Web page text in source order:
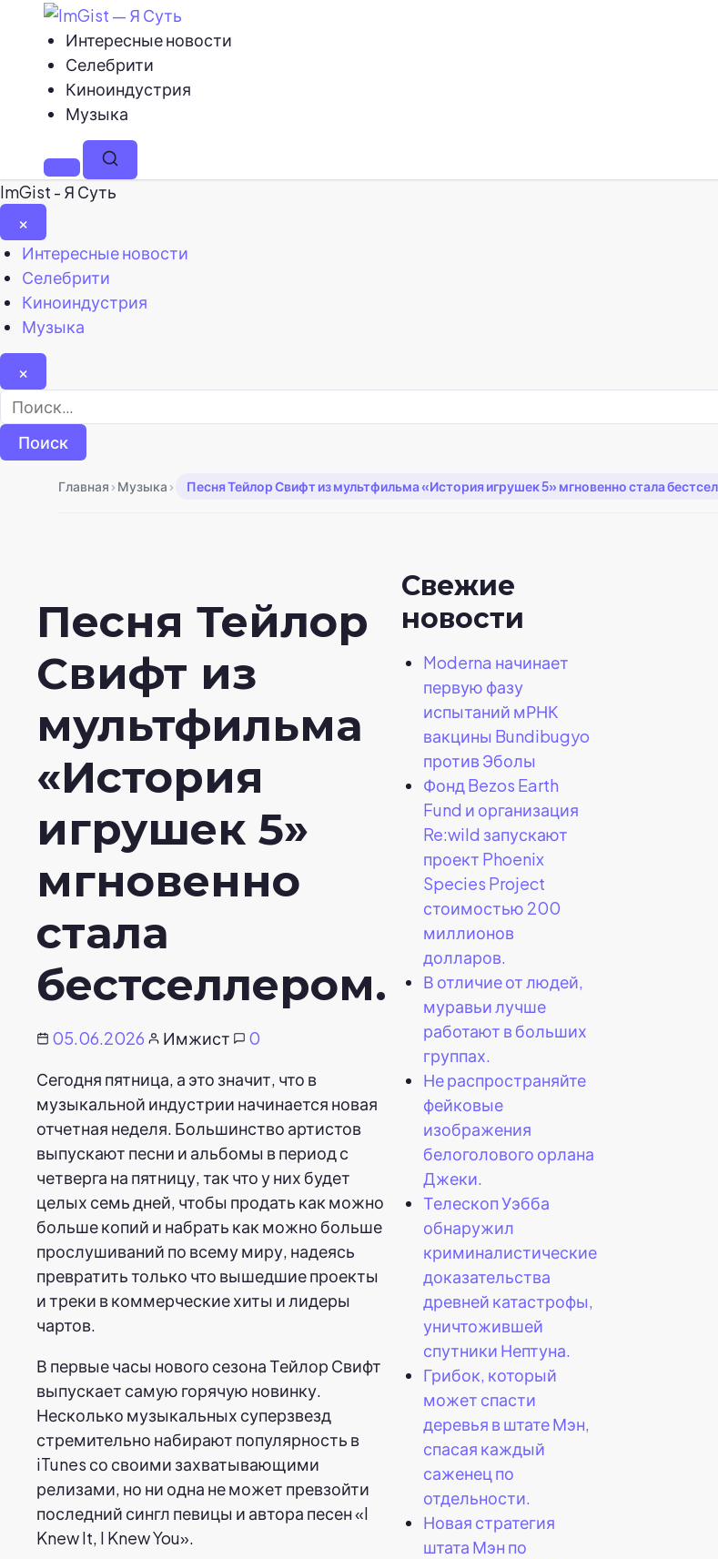
Интересные новости
Селебрити
Киноиндустрия
Музыка
МенюПоиск
ImGist - Я Суть
×
Закрыть
меню
Интересные новости
Селебрити
Киноиндустрия
Музыка
×
Найти:
Главная › Музыка › Песня Тейлор Свифт из мультфильма «История игрушек 5» мгновенно стала
Песня Тейлор
Свифт из
мультфильма
«История
игрушек 5»
мгновенно
стала
бестселлером.
05.06.2026 Имжист
0
Сегодня пятница, а это значит, что в
музыкальной индустрии начинается новая
отчетная неделя. Большинство артистов
выпускают песни и альбомы в период с
четверга на пятницу, так что у них будет
целых семь дней, чтобы продать как можно
больше копий и набрать как можно больше
прослушиваний по всему миру, надеясь
превратить только что вышедшие проекты
и треки в коммерческие хиты и лидеры
чартов.
В первые часы нового сезона Тейлор Свифт
выпускает самую горячую новинку.
Несколько музыкальных суперзвезд
стремительно набирают популярность в
iTunes со своими захватывающими
релизами, но ни одна не может превзойти
последний сингл певицы и автора песен «I
Knew It, I Knew You».
Свежие
новости
Moderna начинает
первую фазу
испытаний мРНК
вакцины Bundibugyo
против Эболы
Фонд Bezos Earth
Fund и организация
Re:wild запускают
проект Phoenix
Species Project
стоимостью 200
миллионов
долларов.
В отличие от людей,
муравьи лучше
работают в больших
группах.
Не распространяйте
фейковые
изображения
белоголового орлана
Джеки.
Телескоп Уэбба
обнаружил
криминалистические
доказательства
древней катастрофы,
уничтожившей
спутники Нептуна.
Грибок, который
может спасти
деревья в штате Мэн,
спасая каждый
саженец по
отдельности.
Новая стратегия
штата Мэн по